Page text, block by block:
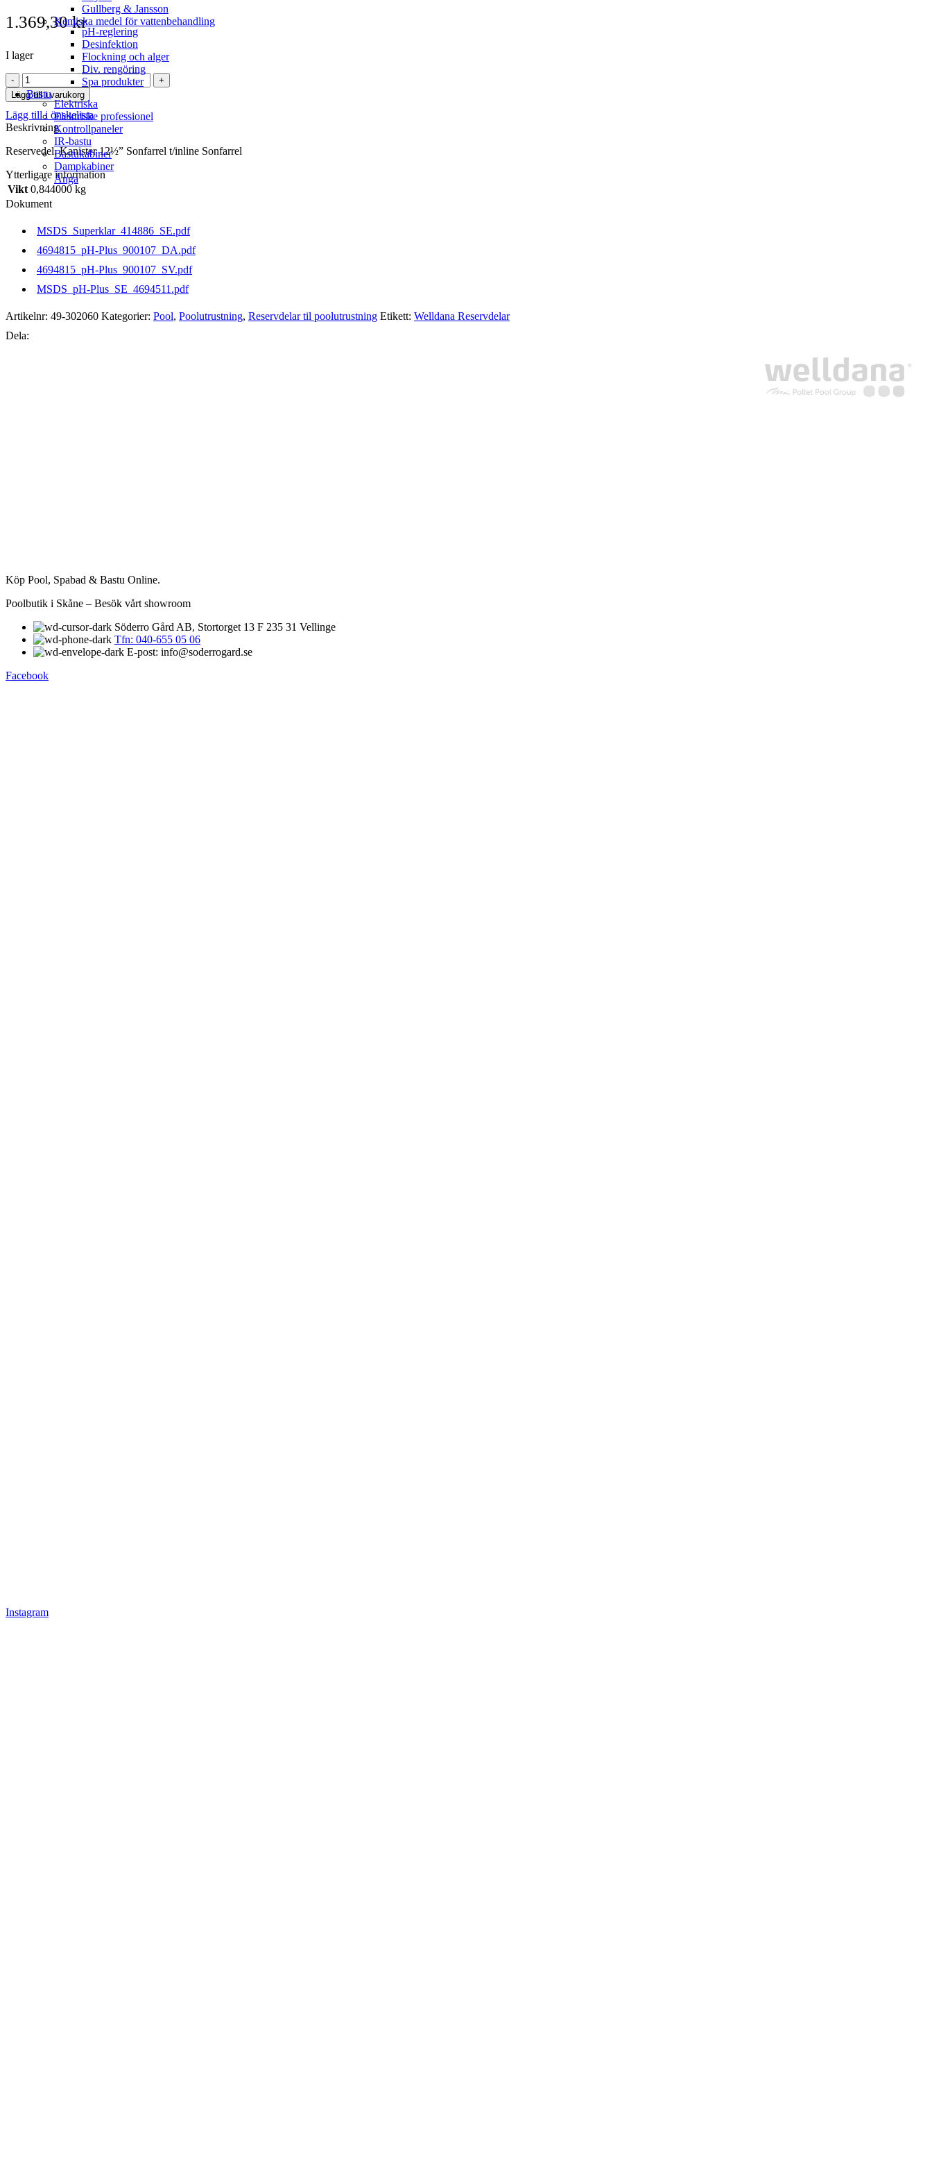
Gullberg & Jansson
Kemiska medel för vattenbehandling
pH-reglering
Desinfektion
Flockning och alger
Div. rengöring
Spa produkter
Bastu
Elektriska
Elektriske professionel
Kontrollpaneler
IR-bastu
Bastukabiner
Dampkabiner
Ånga
1.369,30kr
I lager
Kanister
12½"
Sonfarrel
t/inline
Sonfarrel
mängd
Lägg till i varukorg
Lägg till i önskelista
Beskrivning
Reservedel. Kanister 12½” Sonfarrel t/inline Sonfarrel
Ytterligare information
Vikt 0,844000 kg
Dokument
MSDS_Superklar_414886_SE.pdf
4694815_pH-Plus_900107_DA.pdf
4694815_pH-Plus_900107_SV.pdf
MSDS_pH-Plus_SE_4694511.pdf
Artikelnr: 49-302060 Kategorier: Pool, Poolutrustning, Reservdelar til poolutrustning Etikett: Welldana Reservdelar
Dela:
Köp Pool, Spabad & Bastu Online.
Poolbutik i Skåne – Besök vårt showroom
Söderro Gård AB, Stortorget 13 F 235 31 Vellinge
Tfn: 040-655 05 06
E-post: info@soderrogard.se
Facebook
Instagram